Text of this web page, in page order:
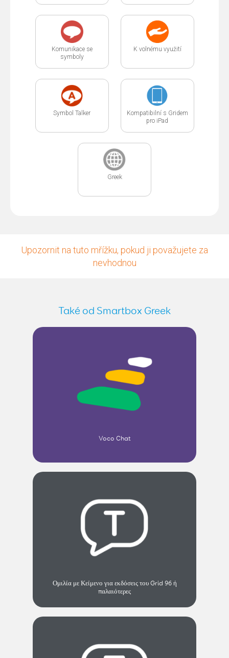
Komunikace se
symboly
K volnému využití
Symbol Talker
Kompatibilní s Gridem
pro iPad
Greek
Upozornit na tuto mřížku, pokud ji považujete za
nevhodnou
Také od Smartbox Greek
Voco Chat
Ομιλία με Κείμενο για εκδόσεις του Grid 96 ή
παλαιότερες